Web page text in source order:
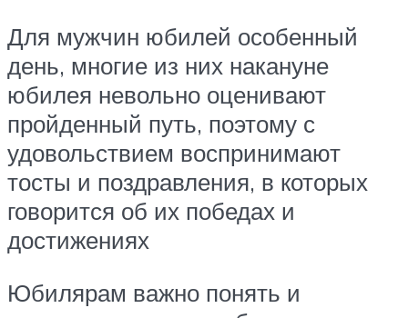
Для мужчин юбилей особенный
день, многие из них накануне
юбилея невольно оценивают
пройденный путь, поэтому с
удовольствием воспринимают
тосты и поздравления, в которых
говорится об их победах и
достижениях
Юбилярам важно понять и